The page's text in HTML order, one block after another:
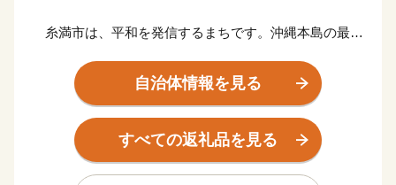
糸満市は、平和を発信するまちです。沖縄本島の最南
の塔や平和祈念公園をはじめ、各都道府県の慰霊碑が多
数存在するなど平和の尊さと戦争の悲惨さを発信するま
ちで、修学旅行など平和学習の場となっています。
自治体情報を見る
すべての返礼品を見る